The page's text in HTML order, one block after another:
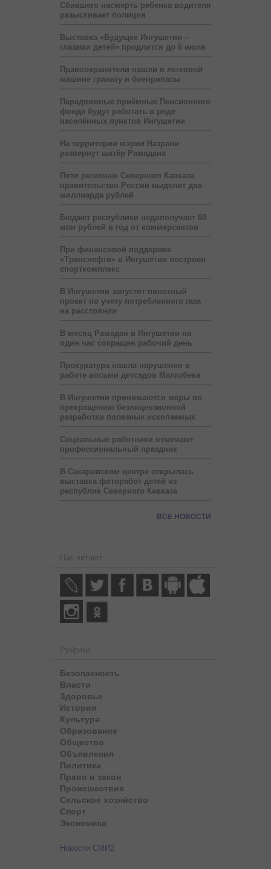
Сбившего насмерть ребенка водителя
разыскивает полиция
Выставка «Будущее Ингушетии –
глазами детей» продлится до 6 июля
Правоохранители нашли в легковой
машине гранату и боеприпасы
Передвижные приёмные Пенсионного
фонда будут работать в ряде
населённых пунктов Ингушетии
На территории мэрии Назрани
развернут шатёр Рамадана
Пяти регионам Северного Кавказа
правительство России выделит два
миллиарда рублей
Бюджет республики недополучает 60
млн рублей в год от коммерсантов
При финансовой поддержке
«Транснефти» в Ингушетии построен
спорткомплекс
В Ингушетии запустят пилотный
проект по учету потребленного газа
на расстоянии
В месяц Рамадан в Ингушетии на
один час сокращен рабочий день
Прокуратура нашла нарушения в
работе восьми детсадов Малгобека
В Ингушетии принимаются меры по
прекращению безлицензионной
разработки полезных ископаемых
Социальные работники отмечают
профессиональный праздник
В Сахаровском центре открылась
выставка фоторабот детей из
республик Северного Кавказа
ВСЕ НОВОСТИ
Нас читают
Рубрики
Безопасность
Власти
Здоровье
История
Культура
Образование
Общество
Объявления
Политика
Право и закон
Происшествия
Сельское хозяйство
Спорт
Экономика
Новости СМИ2